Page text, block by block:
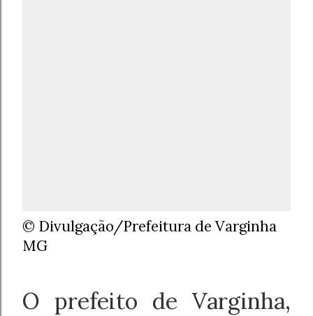
© Divulgação/Prefeitura de Varginha
MG
O prefeito de Varginha,